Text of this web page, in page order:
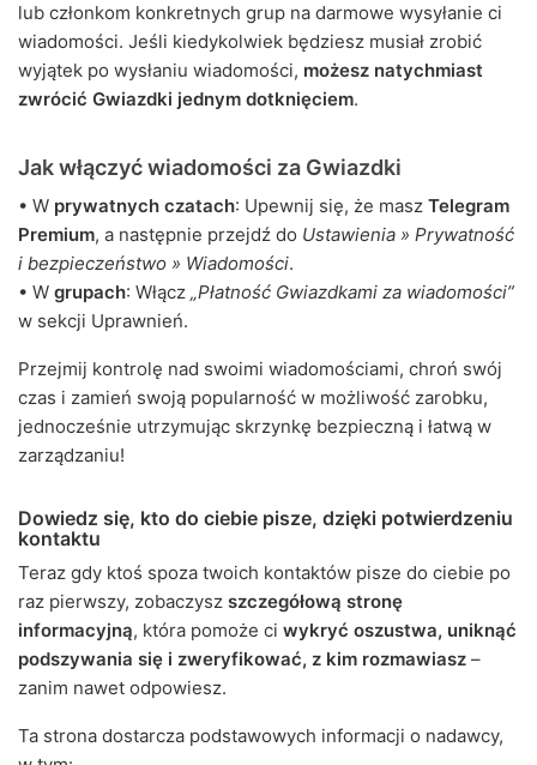
lub członkom konkretnych grup na darmowe wysyłanie ci
wiadomości. Jeśli kiedykolwiek będziesz musiał zrobić
wyjątek po wysłaniu wiadomości, możesz natychmiast
zwrócić Gwiazdki jednym dotknięciem.
Jak włączyć wiadomości za Gwiazdki
• W prywatnych czatach: Upewnij się, że masz Telegram
Premium, a następnie przejdź do Ustawienia » Prywatność
i bezpieczeństwo » Wiadomości.
• W grupach: Włącz „Płatność Gwiazdkami za wiadomości”
w sekcji Uprawnień.
Przejmij kontrolę nad swoimi wiadomościami, chroń swój
czas i zamień swoją popularność w możliwość zarobku,
jednocześnie utrzymując skrzynkę bezpieczną i łatwą w
zarządzaniu!
Dowiedz się, kto do ciebie pisze, dzięki potwierdzeniu
kontaktu
Teraz gdy ktoś spoza twoich kontaktów pisze do ciebie po
raz pierwszy, zobaczysz szczegółową stronę
informacyjną, która pomoże ci wykryć oszustwa, uniknąć
podszywania się i zweryfikować, z kim rozmawiasz –
zanim nawet odpowiesz.
Ta strona dostarcza podstawowych informacji o nadawcy,